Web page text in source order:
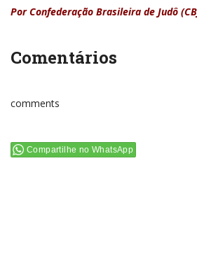
Por Confederação Brasileira de Judô
Comentários
comments
Compartilhe no WhatsApp